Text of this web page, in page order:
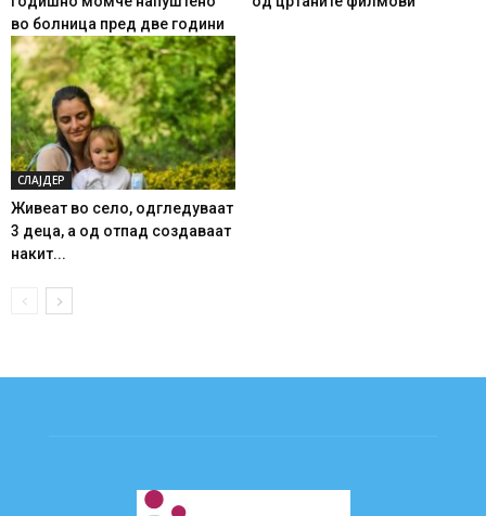
во болница пред две години
СЛАЈДЕР
Живеат во село, одгледуваат
3 деца, а од отпад создаваат
накит...